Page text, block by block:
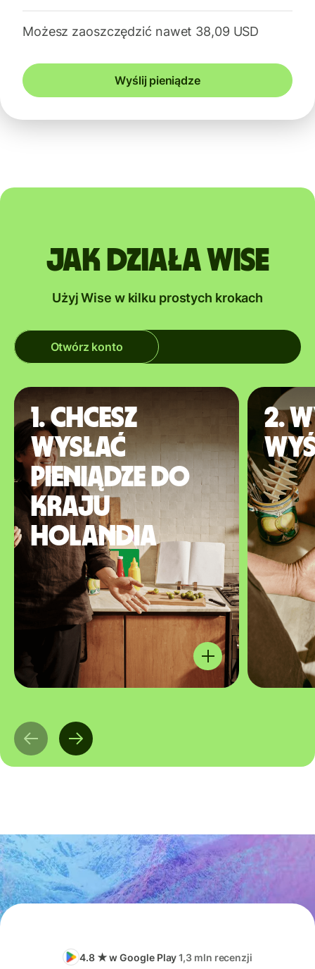
Możesz zaoszczędzić nawet 38,09 USD
Wyślij pieniądze
Jak działa Wise
Użyj Wise w kilku prostych krokach
Otwórz konto
1. Chcesz
wysłać
pieniądze do
kraju
Holandia
2.
4.8 ★ w Google Play1,3 mln recenzji